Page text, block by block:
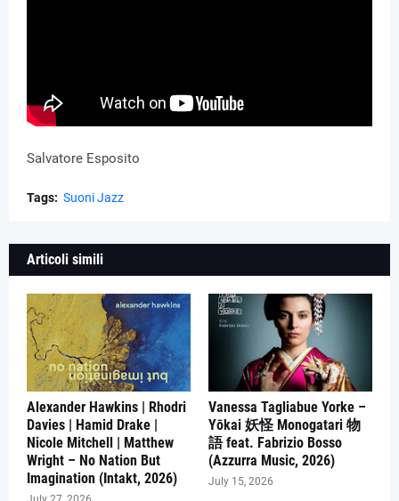
Salvatore Esposito
Tags: Suoni Jazz
Articoli simili
Alexander Hawkins | Rhodri
Davies | Hamid Drake |
Nicole Mitchell | Matthew
Wright – No Nation But
Imagination (Intakt, 2026)
Vanessa Tagliabue Yorke –
Yōkai 妖怪 Monogatari 物
語 feat. Fabrizio Bosso
(Azzurra Music, 2026)
July 15, 2026